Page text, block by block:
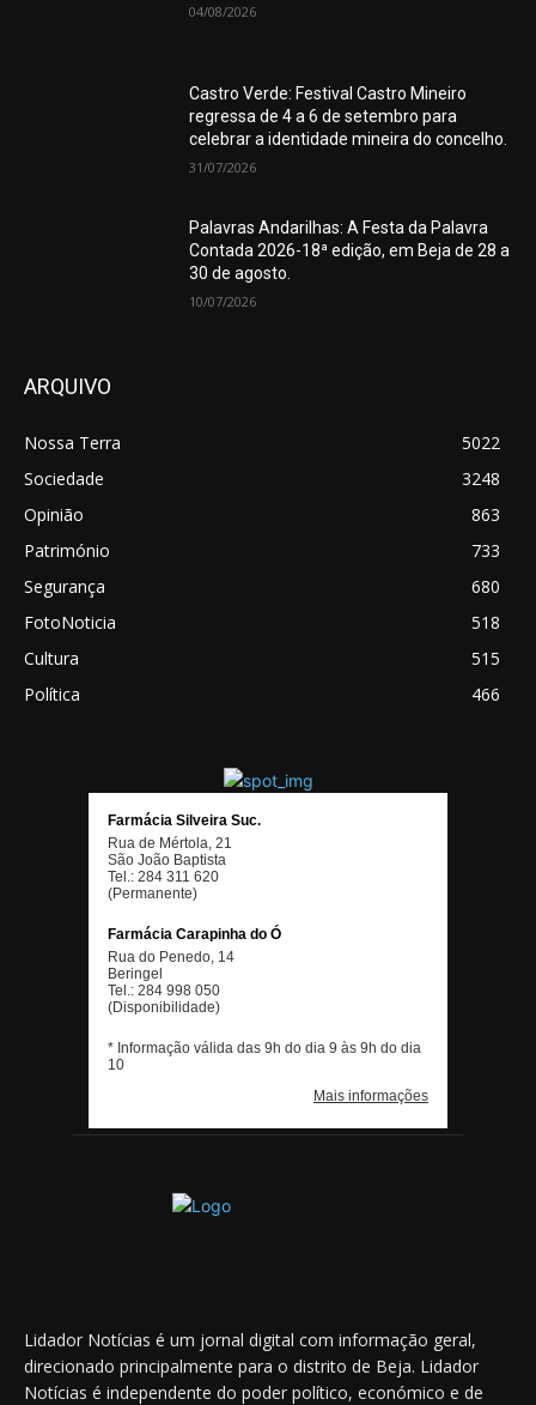
04/08/2026
Castro Verde: Festival Castro Mineiro
regressa de 4 a 6 de setembro para
celebrar a identidade mineira do concelho.
31/07/2026
Palavras Andarilhas: A Festa da Palavra
Contada 2026-18ª edição, em Beja de 28 a
30 de agosto.
10/07/2026
ARQUIVO
Nossa Terra
5022
Sociedade
3248
Opinião
863
Património
733
Segurança
680
FotoNoticia
518
Cultura
515
Política
466
Lidador Notícias é um jornal digital com informação geral,
direcionado principalmente para o distrito de Beja. Lidador
Notícias é independente do poder político, económico e de